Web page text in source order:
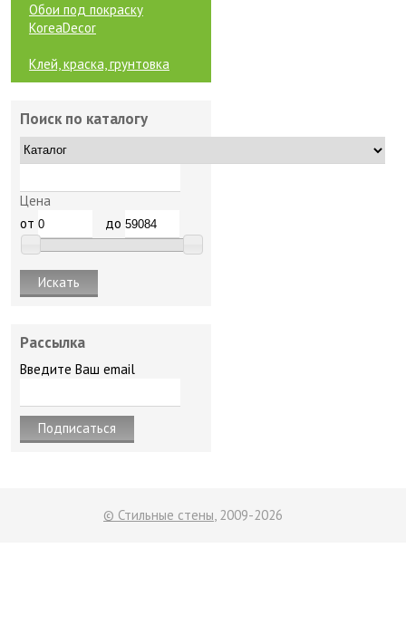
Обои под покраску
KoreaDecor
Клей, краска, грунтовка
Поиск по каталогу
Цена
от
до
Рассылка
Введите Ваш email
© Стильные стены, 2009-2026